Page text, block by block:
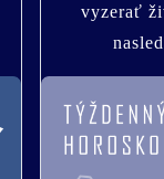
vyzerať